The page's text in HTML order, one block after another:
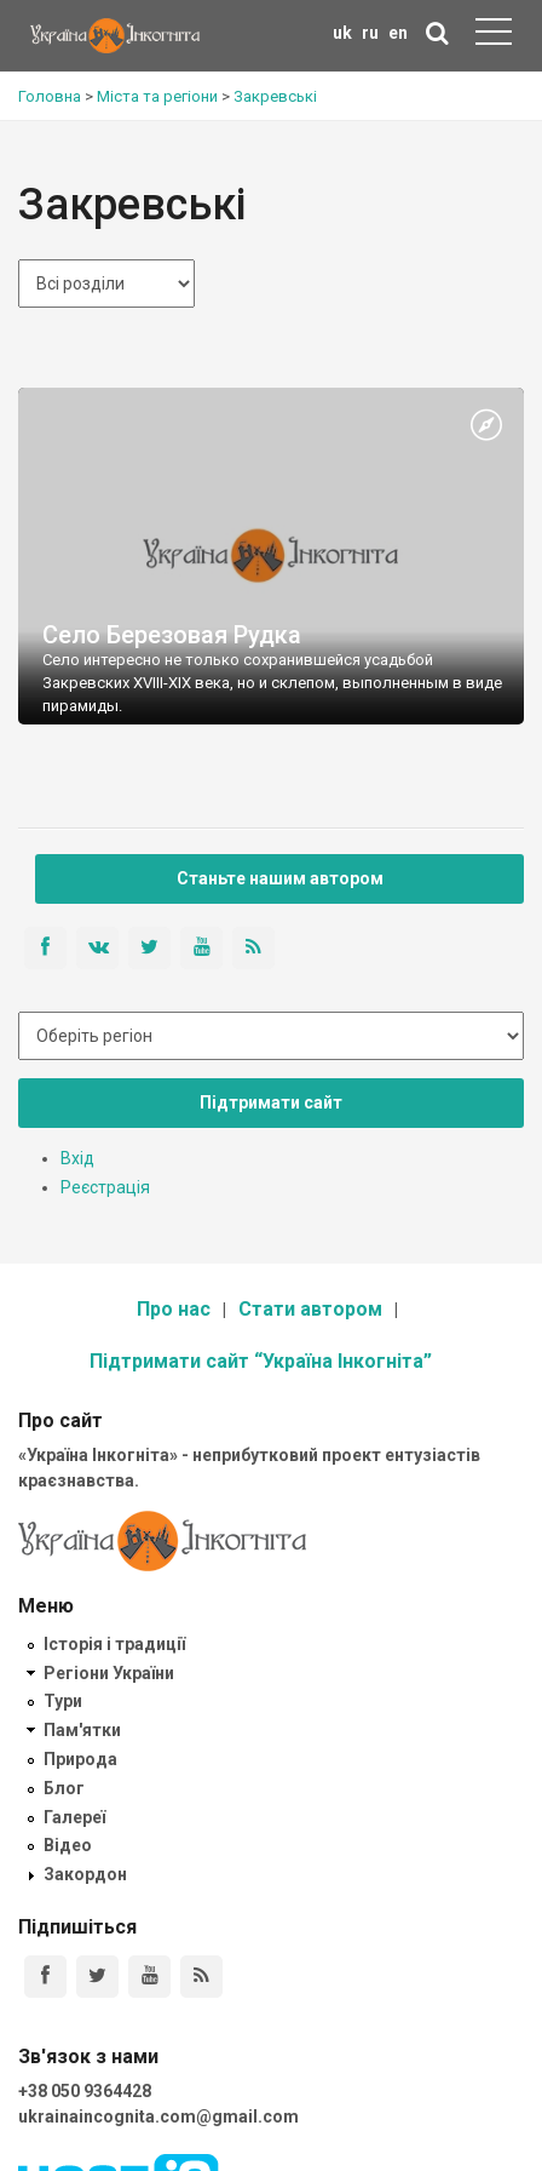
uk ru en
Головна > Міста та регіони > Закревські
Закревські
Село Березовая Рудка
Село интересно не только сохранившейся усадьбой
Закревских XVIII-XIX века, но и склепом, выполненным в виде
пирамиды.
Станьте нашим автором
Підтримати сайт
Вхід
Реєстрація
Про нас Стати автором
Підтримати сайт “Україна Інкогніта”
Про сайт
«Україна Інкогніта» - неприбутковий проект ентузіастів
краєзнавства.
Меню
Історія і традиції
Регіони України
Тури
Пам'ятки
Природа
Блог
Галереї
Відео
Закордон
Підпишіться
Зв'язок з нами
+38 050 9364428
ukrainaincognita.com@gmail.com